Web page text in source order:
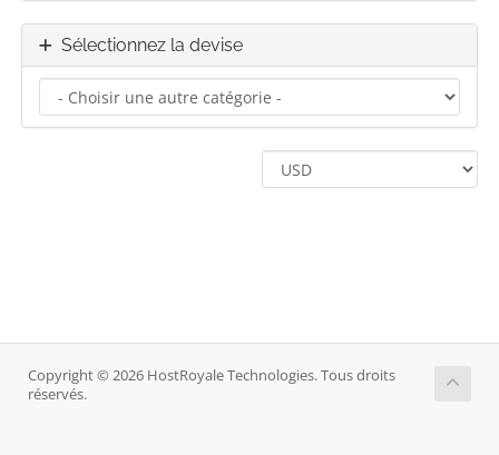
Sélectionnez la devise
Copyright © 2026 HostRoyale Technologies. Tous droits
réservés.